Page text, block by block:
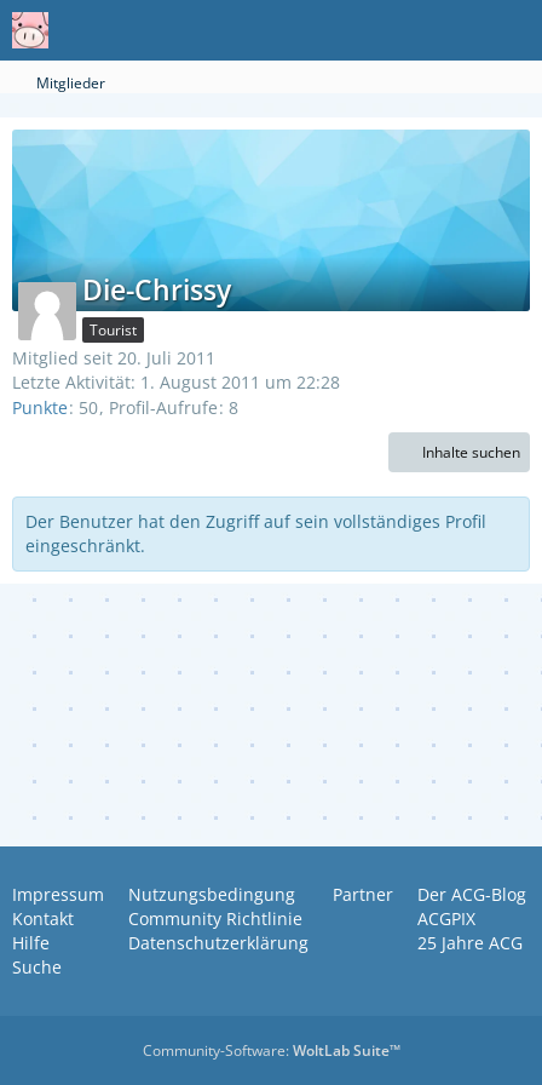
Mitglieder
Die-Chrissy
Tourist
Mitglied seit 20. Juli 2011
Letzte Aktivität: 1. August 2011 um 22:28
Punkte 50 Profil-Aufrufe 8
Inhalte suchen
Der Benutzer hat den Zugriff auf sein vollständiges Profil
eingeschränkt.
Impressum
Kontakt
Hilfe
Suche
Nutzungsbedingung
Community Richtlinie
Datenschutzerklärung
Partner
Der ACG-Blog
ACGPIX
25 Jahre ACG
Community-Software:WoltLab Suite™